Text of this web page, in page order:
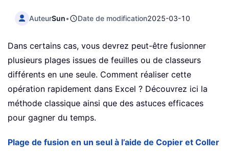
AuteurSun• Date de modification2025-03-10
Dans certains cas, vous devrez peut-être fusionner
plusieurs plages issues de feuilles ou de classeurs
différents en une seule. Comment réaliser cette
opération rapidement dans Excel ? Découvrez ici la
méthode classique ainsi que des astuces efficaces
pour gagner du temps.
Plage de fusion en un seul à l’aide de Copier et Coller